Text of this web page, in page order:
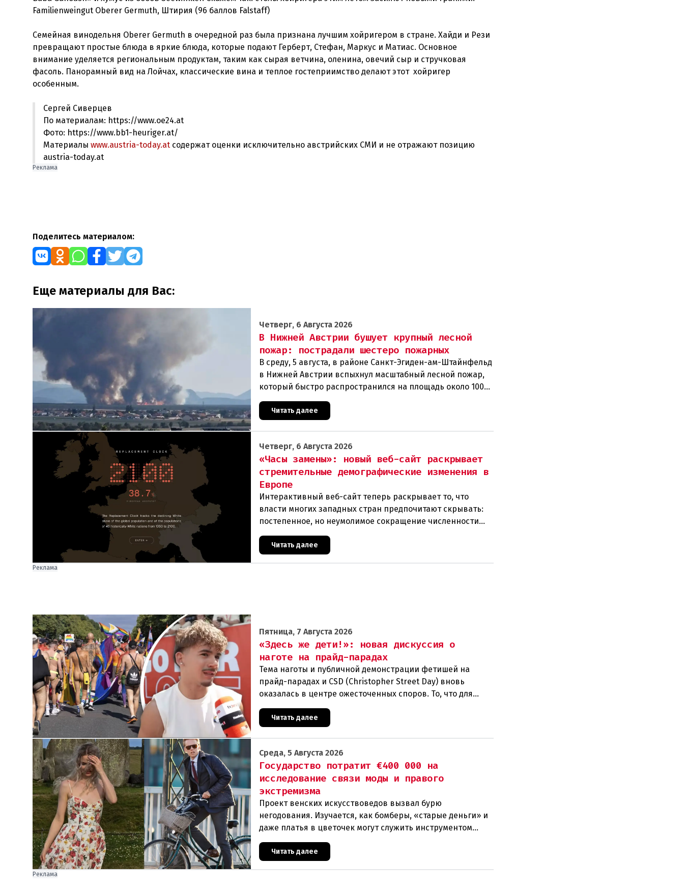
Familienweingut Oberer Germuth, Штирия (96 баллов Falstaff)
Семейная винодельня Oberer Germuth в очередной раз была признана лучшим хойригером в стране. Хайди и Рези
превращают простые блюда в яркие блюда, которые подают Герберт, Стефан, Маркус и Матиас. Основное
внимание уделяется региональным продуктам, таким как сырая ветчина, оленина, овечий сыр и стручковая
фасоль. Панорамный вид на Лойчах, классические вина и теплое гостеприимство делают этот хойригер
Сергей Сиверцев
По материалам: https://www.oe24.at
Фото: https://www.bb1-heuriger.at/
Материалы www.austria-today.at содержат оценки исключительно австрийских СМИ и не отражают позицию
austria-today.at
Реклама
Поделитесь материалом:
Еще материалы для Вас:
Четверг, 6 Августа 2026
В Нижней Австрии бушует крупный лесной
пожар: пострадали шестеро пожарных
В среду, 5 августа, в районе Санкт-Эгиден-ам-Штайнфельд
в Нижней Австрии вспыхнул масштабный лесной пожар,
который быстро распространился на площадь около 100
гектаров. В ходе тушения пострадали шесте
Читать далее
Четверг, 6 Августа 2026
«Часы замены»: новый веб-сайт раскрывает
стремительные демографические изменения в
Европе
Интерактивный веб-сайт теперь раскрывает то, что
власти многих западных стран предпочитают скрывать:
постепенное, но неумолимое сокращение численности
Читать далее
Реклама
Пятница, 7 Августа 2026
«Здесь же дети!»: новая дискуссия о
наготе на прайд-парадах
Тема наготы и публичной демонстрации фетишей на
прайд-парадах и CSD (Christopher Street Day) вновь
оказалась в центре ожесточенных споров. То, что для
Читать далее
Среда, 5 Августа 2026
Государство потратит €400 000 на
исследование связи моды и правого
экстремизма
Проект венских искусствоведов вызвал бурю
негодования. Изучается, как бомберы, «старые деньги» и
даже платья в цветочек могут служить инструментом
пропаганды. Оппоненты требуют ответа от министра наук
Читать далее
Реклама